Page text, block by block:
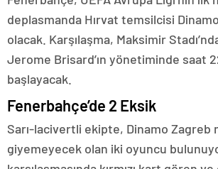
deplasmanda Hırvat temsilcisi
olacak. Karşılaşma, Maksimir
Jerome Brisard’ın yönetiminde saat
başlayacak.
Fenerbahçe’de 2 Eksik
Sarı-lacivertli ekipte, Dinamo Zagreb
giyemeyecek olan iki oyuncu